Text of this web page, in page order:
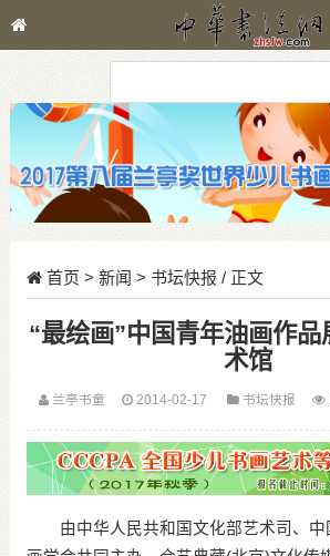
首页 > 新闻 > 书坛快报 / 正文
“最绘画”中国青年油画作
术馆
兰亭书童 2014-02-17 书坛快报
由中华人民共和国文化部艺术司、中